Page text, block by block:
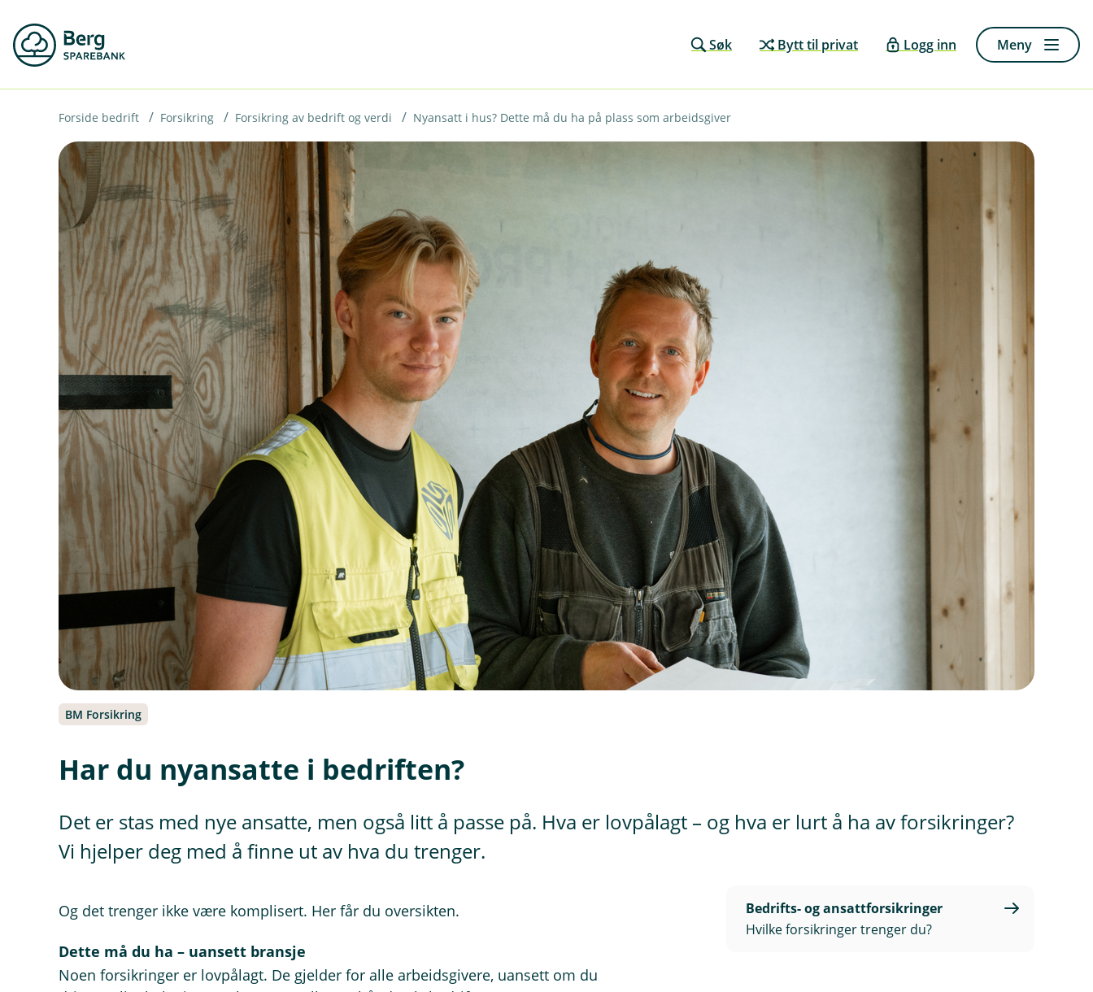
Søk Bytt til privat Logg inn Meny
Forside bedrift Forsikring Forsikring av bedrift og verdi Nyansatt i hus? Dette må du ha på plass som arbeidsgiver
BM Forsikring
Har du nyansatte i bedriften?
Det er stas med nye ansatte, men også litt å passe på. Hva er lovpålagt – og hva er lurt å ha av forsikringer?
Vi hjelper deg med å finne ut av hva du trenger.
Og det trenger ikke være komplisert. Her får du oversikten.
Dette må du ha – uansett bransje
Noen forsikringer er lovpålagt. De gjelder for alle arbeidsgivere, uansett om du
Bedrifts- og ansattforsikringer
Hvilke forsikringer trenger du?